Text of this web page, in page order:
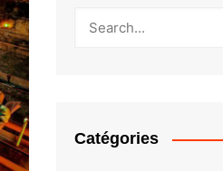
Catégories